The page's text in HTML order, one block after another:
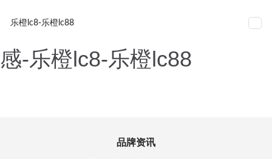
【媒体报道】家先生携手万
科物业，提升住户生活幸福
感-乐橙lc8-乐橙lc88
乐橙lc8-乐橙lc88
品牌资讯